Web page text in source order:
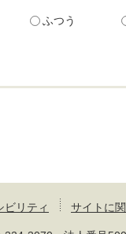
ふつう
ビリティ サイトに